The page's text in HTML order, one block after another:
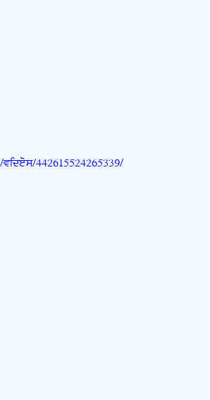
videos/442615524265339/